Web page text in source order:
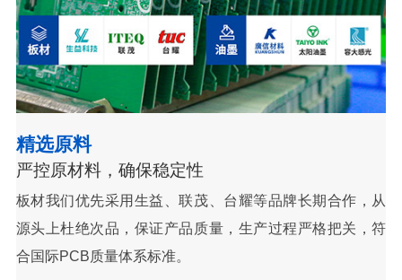
精选原料
严控原材料，确保稳定性
板材我们优先采用生益、联茂、台耀等品牌长期合作，从
源头上杜绝次品，保证产品质量，生产过程严格把关，符
合国际PCB质量体系标准。